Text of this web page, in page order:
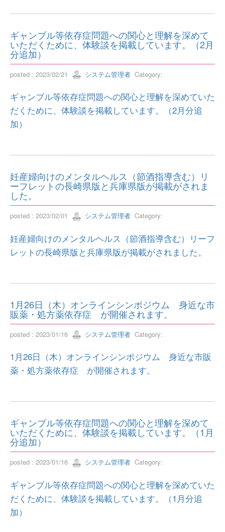
ギャンブル等依存症問題への関心と理解を深めて
いただくために、体験談を掲載しています。（2月
分追加）
posted : 2023/02/21 システム管理者 Category:
ギャンブル等依存症問題への関心と理解を深めていた
だくために、体験談を掲載しています。（2月分追
加）
妊産婦向けのメンタルヘルス（節酒指導含む）リ
ーフレットの長崎県版と兵庫県版が掲載がされま
した。
posted : 2023/02/01 システム管理者 Category:
妊産婦向けのメンタルヘルス（節酒指導含む）リーフ
レットの長崎県版と兵庫県版が掲載がされました。
1月26日（木）オンラインシンポジウム 身近な市
販薬・処方薬依存症 が開催されます。
posted : 2023/01/16 システム管理者 Category:
1月26日（木）オンラインシンポジウム 身近な市販
薬・処方薬依存症 が開催されます。
ギャンブル等依存症問題への関心と理解を深めて
いただくために、体験談を掲載しています。（1月
分追加）
posted : 2023/01/16 システム管理者 Category:
ギャンブル等依存症問題への関心と理解を深めていた
だくために、体験談を掲載しています。（1月分追
加）